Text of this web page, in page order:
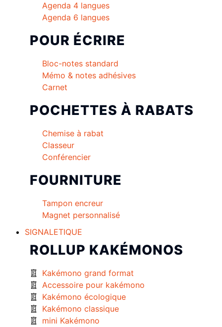
Agenda 4 langues
Agenda 6 langues
POUR ÉCRIRE
Bloc-notes standard
Mémo & notes adhésives
Carnet
POCHETTES À RABATS
Chemise à rabat
Classeur
Conférencier
FOURNITURE
Tampon encreur
Magnet personnalisé
SIGNALETIQUE
ROLLUP KAKÉMONOS
Kakémono grand format
Accessoire pour kakémono
Kakémono écologique
Kakémono classique
mini Kakémono